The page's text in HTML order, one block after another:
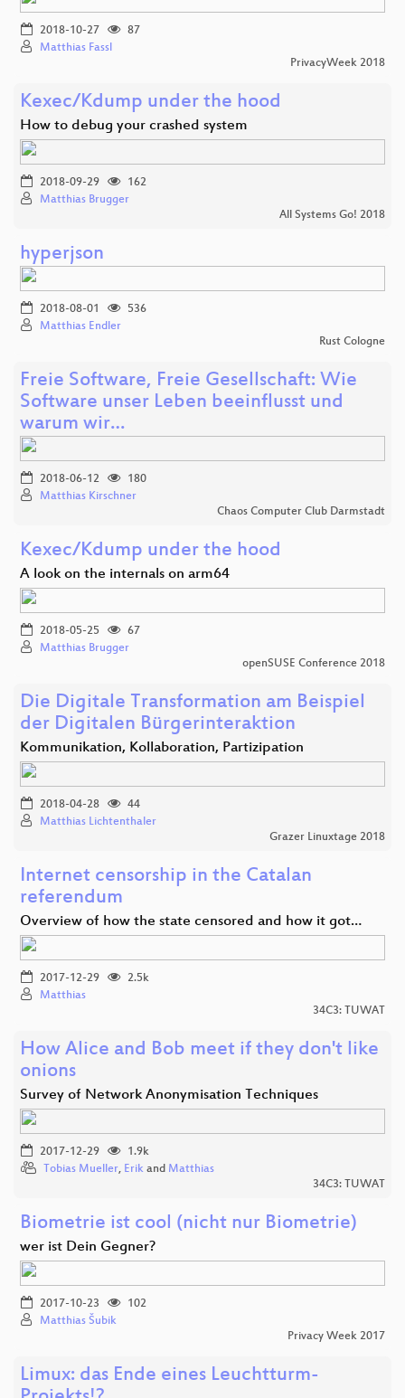
2018-10-27
87
Matthias Fassl
PrivacyWeek 2018
Kexec/Kdump under the hood
How to debug your crashed system
2018-09-29
162
Matthias Brugger
All Systems Go! 2018
hyperjson
2018-08-01
536
Matthias Endler
Rust Cologne
Freie Software, Freie Gesellschaft: Wie
Software unser Leben beeinflusst und
warum wir…
2018-06-12
180
Matthias Kirschner
Chaos Computer Club Darmstadt
Kexec/Kdump under the hood
A look on the internals on arm64
2018-05-25
67
Matthias Brugger
openSUSE Conference 2018
Die Digitale Transformation am Beispiel
der Digitalen Bürgerinteraktion
Kommunikation, Kollaboration, Partizipation
2018-04-28
44
Matthias Lichtenthaler
Grazer Linuxtage 2018
Internet censorship in the Catalan
referendum
Overview of how the state censored and how it got…
2017-12-29
2.5k
Matthias
34C3: TUWAT
How Alice and Bob meet if they don't like
onions
Survey of Network Anonymisation Techniques
2017-12-29
1.9k
Tobias Mueller, Erik and Matthias
34C3: TUWAT
Biometrie ist cool (nicht nur Biometrie)
wer ist Dein Gegner?
2017-10-23
102
Matthias Šubik
Privacy Week 2017
Limux: das Ende eines Leuchtturm-